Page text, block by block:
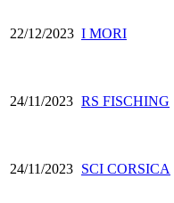
22/12/2023 I MORI
24/11/2023 RS FISCHING
24/11/2023 SCI CORSICA